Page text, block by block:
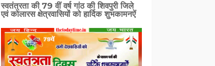
स्वतंत्रता की 79 वीं वर्ष गांठ की शिवपुरी जिले
एवं कोलारस क्षेत्रवासियों को हार्दिक शुभकामनऐं